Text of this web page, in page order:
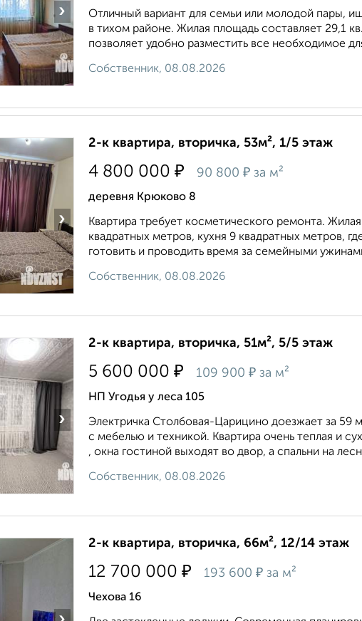
›
Отличный вариант для семьи или молодой пары,
в тихом районе. Жилая площадь составляет 29,1
позволяет удобно разместить все необходимое
Собственник, 08.08.2026
›
2-к квартира, вторичка, 53м², 1/5 этаж
4 800 000 ₽ 90 800 ₽ за м²
деревня Крюково 8
Квартира требует косметического ремонта.
квадратных метров, кухня 9 квадратных метров,
готовить и проводить время за семейными
Собственник, 08.08.2026
›
2-к квартира, вторичка, 51м², 5/5 этаж
5 600 000 ₽ 109 900 ₽ за м²
НП Угодья у леса 105
Электричка Столбовая-Царицино доезжает за 59
с мебелью и техникой. Квартира очень теплая и
, окна гостиной выходят во двор, а спальни на
Собственник, 08.08.2026
2-к квартира, вторичка, 66м², 12/14 этаж
12 700 000 ₽ 193 600 ₽ за м²
Чехова 16